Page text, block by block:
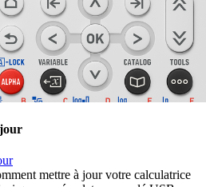
mettre à jour votre calculatrice